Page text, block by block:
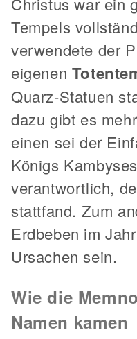
Tempels
verwendete der
eigenen
Quarz-Statuen
dazu gibt es
einen sei der
Königs
verantwortlich,
stattfand. Zum
Erdbeben im
Ursachen sein.
Wie die
Namen kamen